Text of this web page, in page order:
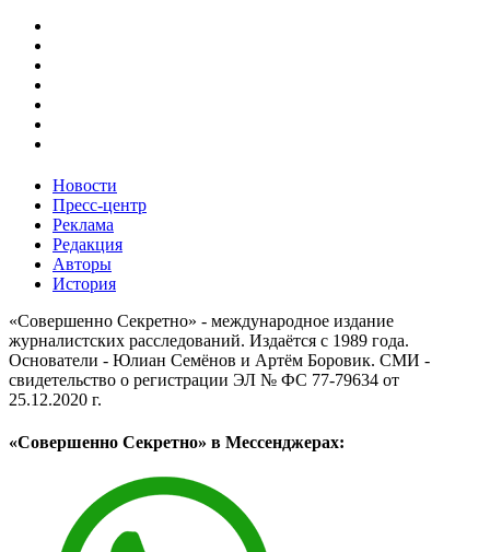
Новости
Пресс-центр
Реклама
Редакция
Авторы
История
«Совершенно Секретно» - международное издание
журналистских расследований. Издаётся с 1989 года.
Основатели - Юлиан Семёнов и Артём Боровик. CМИ -
свидетельство о регистрации ЭЛ № ФС 77-79634 от
25.12.2020 г.
«Совершенно Секретно» в Мессенджерах: